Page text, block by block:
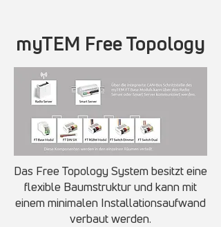
myTEM Free Topology
Das Free Topology System besitzt eine
flexible Baumstruktur und kann mit
einem minimalen Installationsaufwand
verbaut werden.